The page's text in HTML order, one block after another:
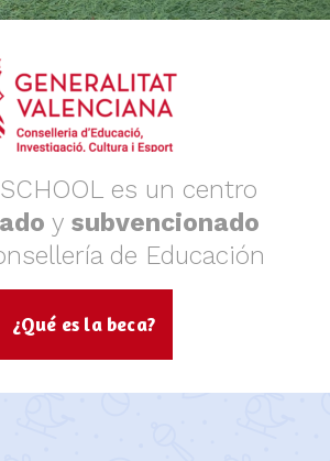
SCHOOL es un centro
y subvencionado
de Educación
¿Qué es la beca?